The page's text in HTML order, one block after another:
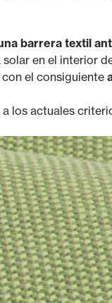
barrera textil
en el interior
el consiguiente
los actuales